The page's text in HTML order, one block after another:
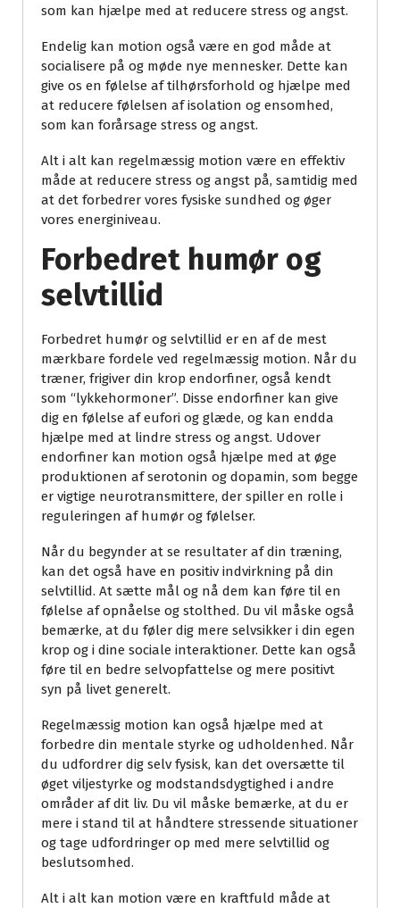
som kan hjælpe med at reducere stress og angst.
Endelig kan motion også være en god måde at
socialisere på og møde nye mennesker. Dette kan
give os en følelse af tilhørsforhold og hjælpe med
at reducere følelsen af isolation og ensomhed,
som kan forårsage stress og angst.
Alt i alt kan regelmæssig motion være en effektiv
måde at reducere stress og angst på, samtidig med
at det forbedrer vores fysiske sundhed og øger
vores energiniveau.
Forbedret humør og
selvtillid
Forbedret humør og selvtillid er en af de mest
mærkbare fordele ved regelmæssig motion. Når du
træner, frigiver din krop endorfiner, også kendt
som “lykkehormoner”. Disse endorfiner kan give
dig en følelse af eufori og glæde, og kan endda
hjælpe med at lindre stress og angst. Udover
endorfiner kan motion også hjælpe med at øge
produktionen af serotonin og dopamin, som begge
er vigtige neurotransmittere, der spiller en rolle i
reguleringen af humør og følelser.
Når du begynder at se resultater af din træning,
kan det også have en positiv indvirkning på din
selvtillid. At sætte mål og nå dem kan føre til en
følelse af opnåelse og stolthed. Du vil måske også
bemærke, at du føler dig mere selvsikker i din egen
krop og i dine sociale interaktioner. Dette kan også
føre til en bedre selvopfattelse og mere positivt
syn på livet generelt.
Regelmæssig motion kan også hjælpe med at
forbedre din mentale styrke og udholdenhed. Når
du udfordrer dig selv fysisk, kan det oversætte til
øget viljestyrke og modstandsdygtighed i andre
områder af dit liv. Du vil måske bemærke, at du er
mere i stand til at håndtere stressende situationer
og tage udfordringer op med mere selvtillid og
beslutsomhed.
Alt i alt kan motion være en kraftfuld måde at